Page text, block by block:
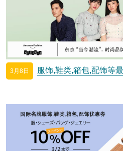
3月8日 服饰,鞋类,箱包,配饰等